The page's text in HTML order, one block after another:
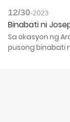
ginustong
Napakaganda
medalya. Ang
malambot. Ang
12/30-2023
Sa okasyon ng
pusong binabati
masayang
kaligayahan at